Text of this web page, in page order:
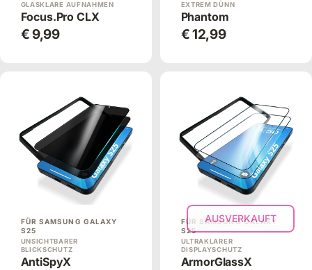
GLASKLARE AUFNAHMEN
Focus.Pro CLX
€ 9,99
EXTREM DÜNN
Phantom
€ 12,99
FÜR SAMSUNG GALAXY
S25
UNSICHTBARER
BLICKSCHUTZ
AntiSpyX
AUSVERKAUFT
FÜR SAMSUNG GALAXY
S25
ULTRAKLARER
DISPLAYSCHUTZ
ArmorGlassX